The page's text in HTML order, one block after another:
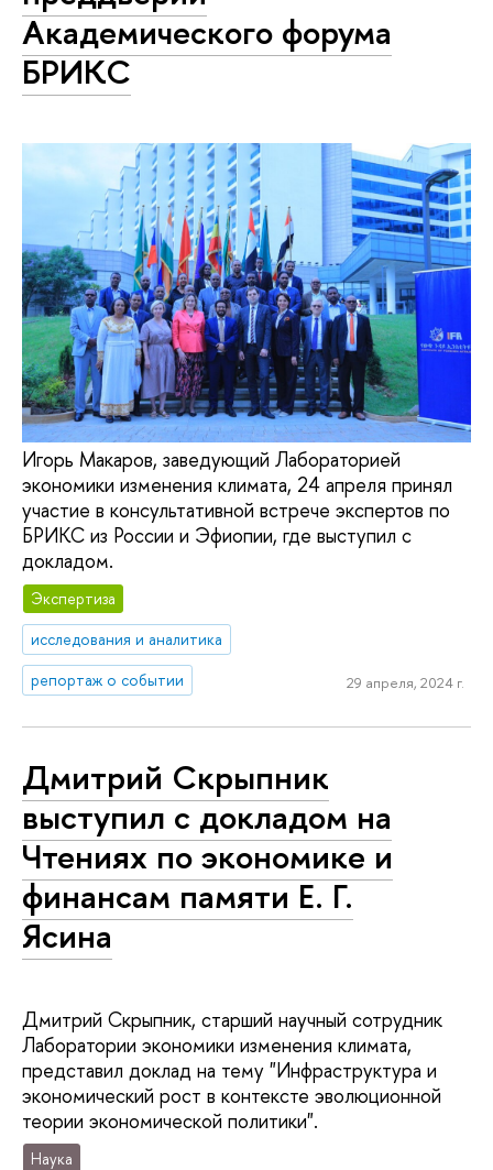
Академического форума
БРИКС
Игорь Макаров, заведующий Лабораторией
экономики изменения климата, 24 апреля принял
участие в консультативной встрече экспертов по
БРИКС из России и Эфиопии, где выступил с
докладом.
Экспертиза
исследования и аналитика
репортаж о событии
29 апреля, 2024 г.
Дмитрий Скрыпник
выступил с докладом на
Чтениях по экономике и
финансам памяти Е. Г.
Ясина
Дмитрий Скрыпник, старший научный сотрудник
Лаборатории экономики изменения климата,
представил доклад на тему "Инфраструктура и
экономический рост в контексте эволюционной
теории экономической политики".
Наука